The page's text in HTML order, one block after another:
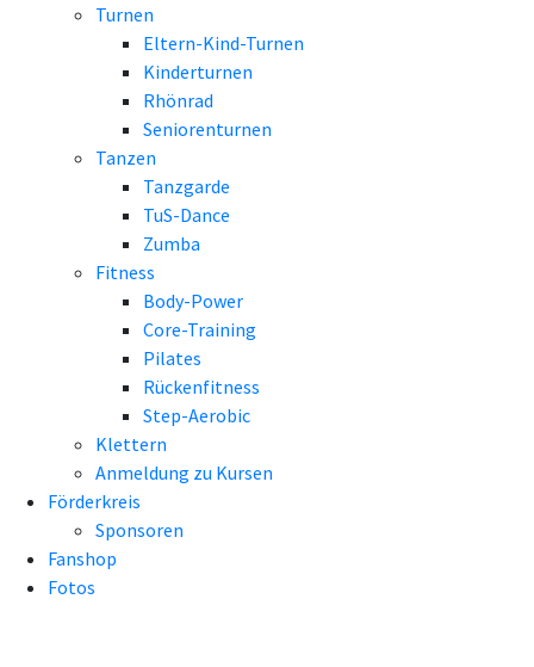
Turnen
Eltern-Kind-Turnen
Kinderturnen
Rhönrad
Seniorenturnen
Tanzen
Tanzgarde
TuS-Dance
Zumba
Fitness
Body-Power
Core-Training
Pilates
Rückenfitness
Step-Aerobic
Klettern
Anmeldung zu Kursen
Förderkreis
Sponsoren
Fanshop
Fotos